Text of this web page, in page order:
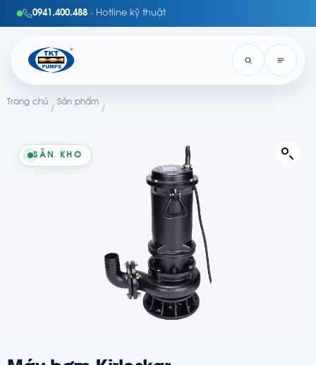
0941.400.488 · Hotline kỹ thuật
Trang chủ
/
Sản phẩm
/
SẴN KHO